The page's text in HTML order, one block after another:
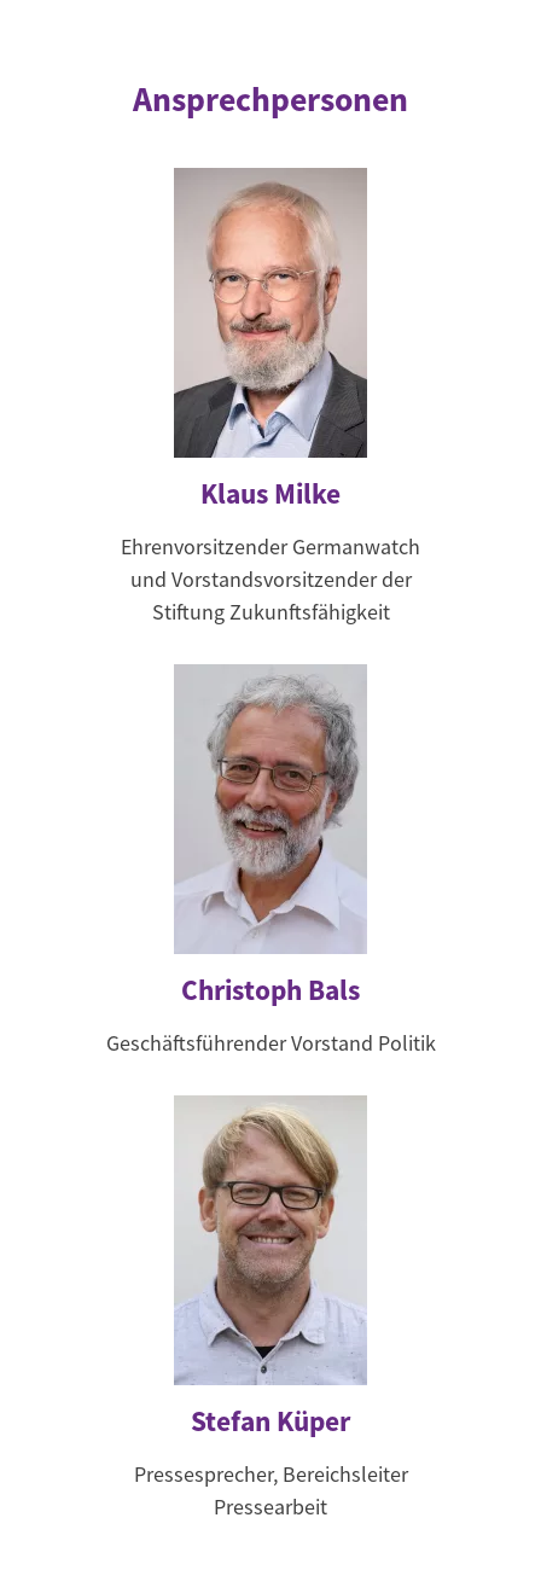
Ansprechpersonen
Klaus Milke
Ehrenvorsitzender Germanwatch
und Vorstandsvorsitzender der
Stiftung Zukunftsfähigkeit
Christoph Bals
Geschäftsführender Vorstand Politik
Stefan Küper
Pressesprecher, Bereichsleiter
Pressearbeit